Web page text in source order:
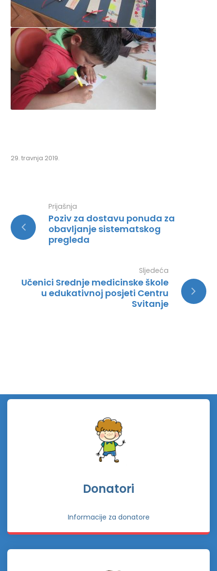
29. travnja 2019.
Prijašnja
Poziv za dostavu ponuda za
obavljanje sistematskog
pregleda
Sljedeća
Učenici Srednje medicinske škole
u edukativnoj posjeti Centru
Svitanje
Donatori
Informacije za donatore